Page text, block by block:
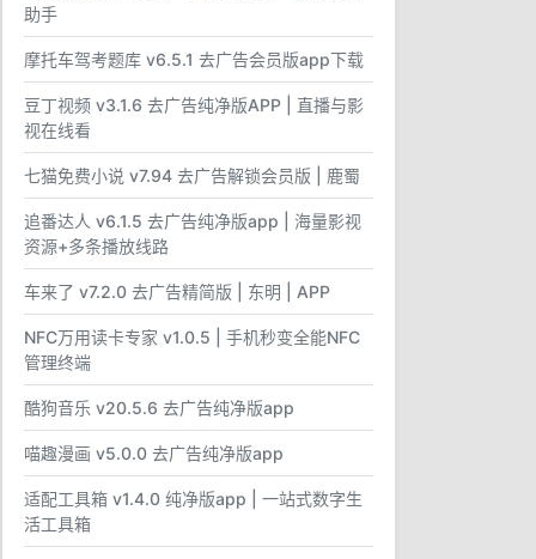
助手
摩托车驾考题库 v6.5.1 去广告会员版app下载
豆丁视频 v3.1.6 去广告纯净版APP | 直播与影
视在线看
七猫免费小说 v7.94 去广告解锁会员版 | 鹿蜀
追番达人 v6.1.5 去广告纯净版app | 海量影视
资源+多条播放线路
车来了 v7.2.0 去广告精简版 | 东明 | APP
NFC万用读卡专家 v1.0.5 | 手机秒变全能NFC
管理终端
酷狗音乐 v20.5.6 去广告纯净版app
喵趣漫画 v5.0.0 去广告纯净版app
适配工具箱 v1.4.0 纯净版app | 一站式数字生
活工具箱